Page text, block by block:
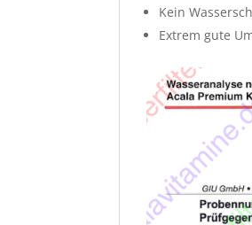
Kein
Extrem gute